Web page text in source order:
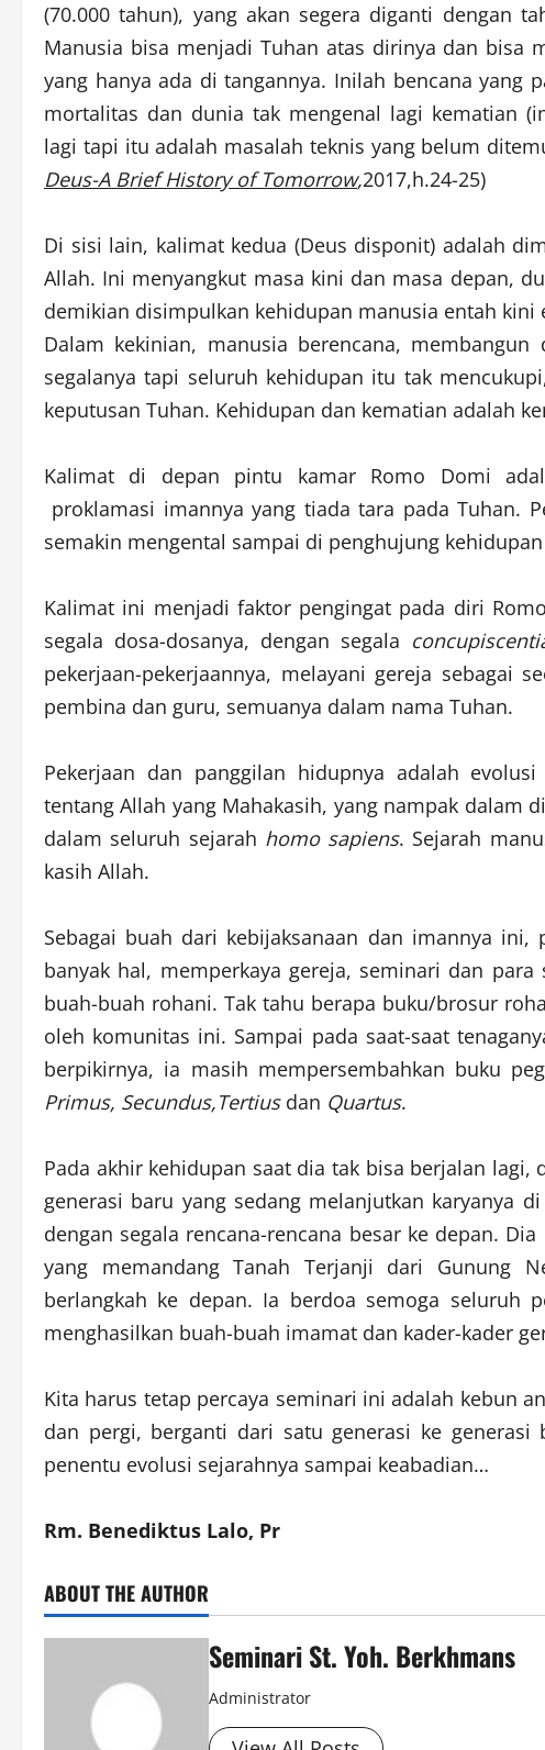
(70.000 tahun), yang akan segera diganti dengan
Manusia bisa menjadi Tuhan atas dirinya dan bisa
yang hanya ada di tangannya. Inilah bencana yang
mortalitas dan dunia tak mengenal lagi kematian
lagi tapi itu adalah masalah teknis yang belum
Deus-A Brief History of Tomorrow,2017,h.24-25)
Di sisi lain, kalimat kedua (Deus disponit) adalah
Allah. Ini menyangkut masa kini dan masa depan,
demikian disimpulkan kehidupan manusia entah kini
Dalam kekinian, manusia berencana,
segalanya tapi seluruh kehidupan itu tak
keputusan Tuhan. Kehidupan dan kematian adalah
Kalimat di depan pintu kamar Romo Domi
proklamasi imannya yang tiada tara pada Tuhan.
semakin mengental sampai di penghujung
Kalimat ini menjadi faktor pengingat pada diri
segala dosa-dosanya, dengan segala
pekerjaan-pekerjaannya, melayani gereja sebagai
pembina dan guru, semuanya dalam nama Tuhan.
Pekerjaan dan panggilan hidupnya adalah
tentang Allah yang Mahakasih, yang nampak dalam
dalam seluruh sejarah homo sapiens. Sejarah
kasih Allah.
Sebagai buah dari kebijaksanaan dan imannya
banyak hal, memperkaya gereja, seminari dan
buah-buah rohani. Tak tahu berapa buku/brosur
oleh komunitas ini. Sampai pada saat-saat
berpikirnya, ia masih mempersembahkan buku
Primus, Secundus,Tertiusdan Quartus.
Pada akhir kehidupan saat dia tak bisa berjalan
generasi baru yang sedang melanjutkan karyanya
dengan segala rencana-rencana besar ke depan.
yang memandang Tanah Terjanji dari Gunung
berlangkah ke depan. Ia berdoa semoga seluruh
menghasilkan buah-buah imamat dan kader-kader
Kita harus tetap percaya seminari ini adalah kebun
dan pergi, berganti dari satu generasi ke
penentu evolusi sejarahnya sampai keabadian…
Rm. Benediktus Lalo, Pr
ABOUT THE AUTHOR
Seminari St. Yoh. Berkhmans
Administrator